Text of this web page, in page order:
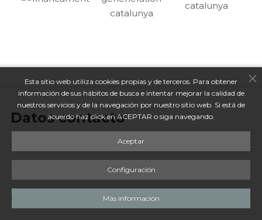
Datos contacto
Sede central : c/Perú, 140
T.
apunts@cetapunts.org
Esta sitio web utiliza cookies propias y de terceros. Para obtener
información de sus hábitos de busca e intentar mejorar la calidad de
nuestros servicios y de la navegación por nuestro sitio web. Si está de
acuerdo haz click en ACEPTAR o siga navegando.
Aceptar
Configuración
Más información